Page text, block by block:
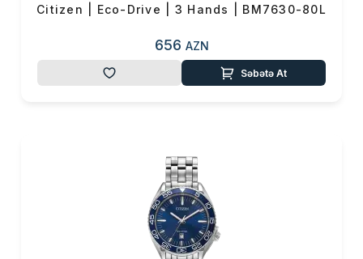
Citizen | Eco-Drive | 3 Hands | BM7630-80L
656 AZN
Səbətə At